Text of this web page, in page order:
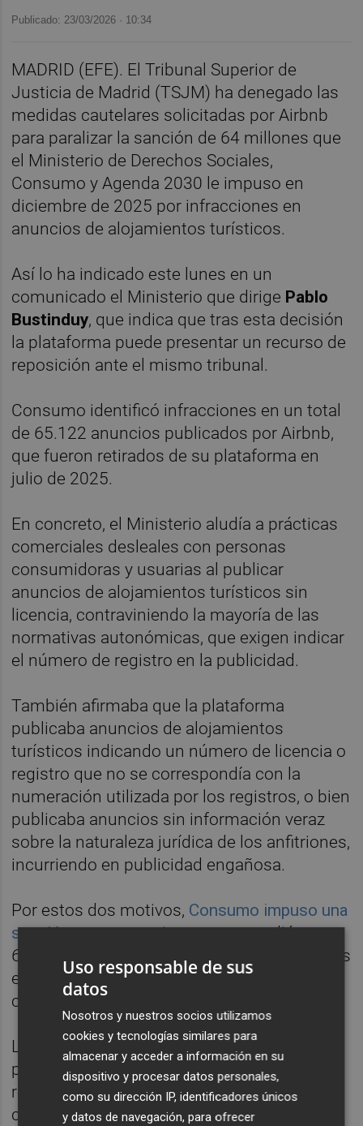
Publicado: 23/03/2026 · 10:34
MADRID (EFE). El Tribunal Superior de
Justicia de Madrid (TSJM) ha denegado las
medidas cautelares solicitadas por Airbnb
para paralizar la sanción de 64 millones que
el Ministerio de Derechos Sociales,
Consumo y Agenda 2030 le impuso en
diciembre de 2025 por infracciones en
anuncios de alojamientos turísticos.
Así lo ha indicado este lunes en un
comunicado el Ministerio que dirige Pablo
Bustinduy, que indica que tras esta decisión
la plataforma puede presentar un recurso de
reposición ante el mismo tribunal.
Consumo identificó infracciones en un total
de 65.122 anuncios publicados por Airbnb,
que fueron retirados de su plataforma en
julio de 2025.
En concreto, el Ministerio aludía a prácticas
comerciales desleales con personas
consumidoras y usuarias al publicar
anuncios de alojamientos turísticos sin
licencia, contraviniendo la mayoría de las
normativas autonómicas, que exigen indicar
el número de registro en la publicidad.
También afirmaba que la plataforma
publicaba anuncios de alojamientos
turísticos indicando un número de licencia o
registro que no se correspondía con la
numeración utilizada por los registros, o bien
publicaba anuncios sin información veraz
sobre la naturaleza jurídica de los anfitriones,
incurriendo en publicidad engañosa.
Por estos dos motivos, Consumo impuso una
sanción grave, cuyo importe ascendió a
63.980.311 euros, el equivalente a seis veces
el beneficio "ilícito" obtenido por Airbnb
como consecuencia de estas prácticas.
Las otras infracciones que se identificaron
por Consumo fueron un incumplimiento del
régimen u obligaciones de los contratos
celebrados a distancia al omitir información
Uso responsable de sus
datos
Nosotros y nuestros socios utilizamos
cookies y tecnologías similares para
almacenar y acceder a información en su
dispositivo y procesar datos personales,
como su dirección IP, identificadores únicos
y datos de navegación, para ofrecer